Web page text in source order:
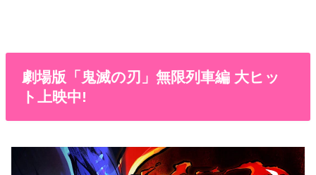
劇場版「鬼滅の刃」無限列車編 大ヒッ
ト上映中!